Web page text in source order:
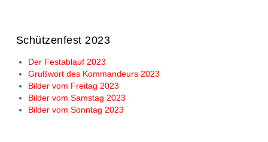
Schützenfest 2023
Der Festablauf 2023
Grußwort des Kommandeurs 2023
Bilder vom Freitag 2023
Bilder vom Samstag 2023
Bilder vom Sonntag 2023